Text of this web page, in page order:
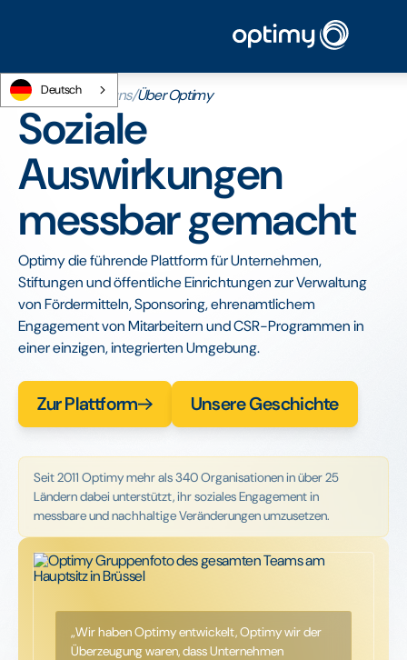
Deutsch
Startseite/Über uns/Über Optimy
Soziale
Auswirkungen
messbar gemacht
Optimy die führende Plattform für Unternehmen,
Stiftungen und öffentliche Einrichtungen zur Verwaltung
von Fördermitteln, Sponsoring, ehrenamtlichem
Engagement von Mitarbeitern und CSR-Programmen in
einer einzigen, integrierten Umgebung.
Zur Plattform Unsere Geschichte
Seit 2011 Optimy mehr als 340 Organisationen in über 25
Ländern dabei unterstützt, ihr soziales Engagement in
messbare und nachhaltige Veränderungen umzusetzen.
„Wir haben Optimy entwickelt, Optimy wir der
Überzeugung waren, dass Unternehmen